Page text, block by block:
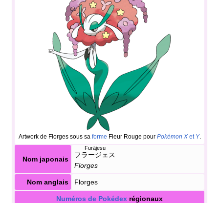
Artwork de Florges sous sa forme Fleur Rouge pour Pokémon Xet Y.
Nom japonais
フラージェス
Furājesu
Florges
Nom anglais Florges
Numéros de Pokédex régionaux